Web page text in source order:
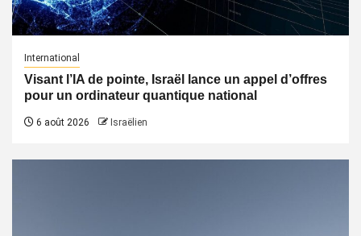
International
Visant l’IA de pointe, Israël lance un appel d’offres
pour un ordinateur quantique national
6 août 2026 Israëlien